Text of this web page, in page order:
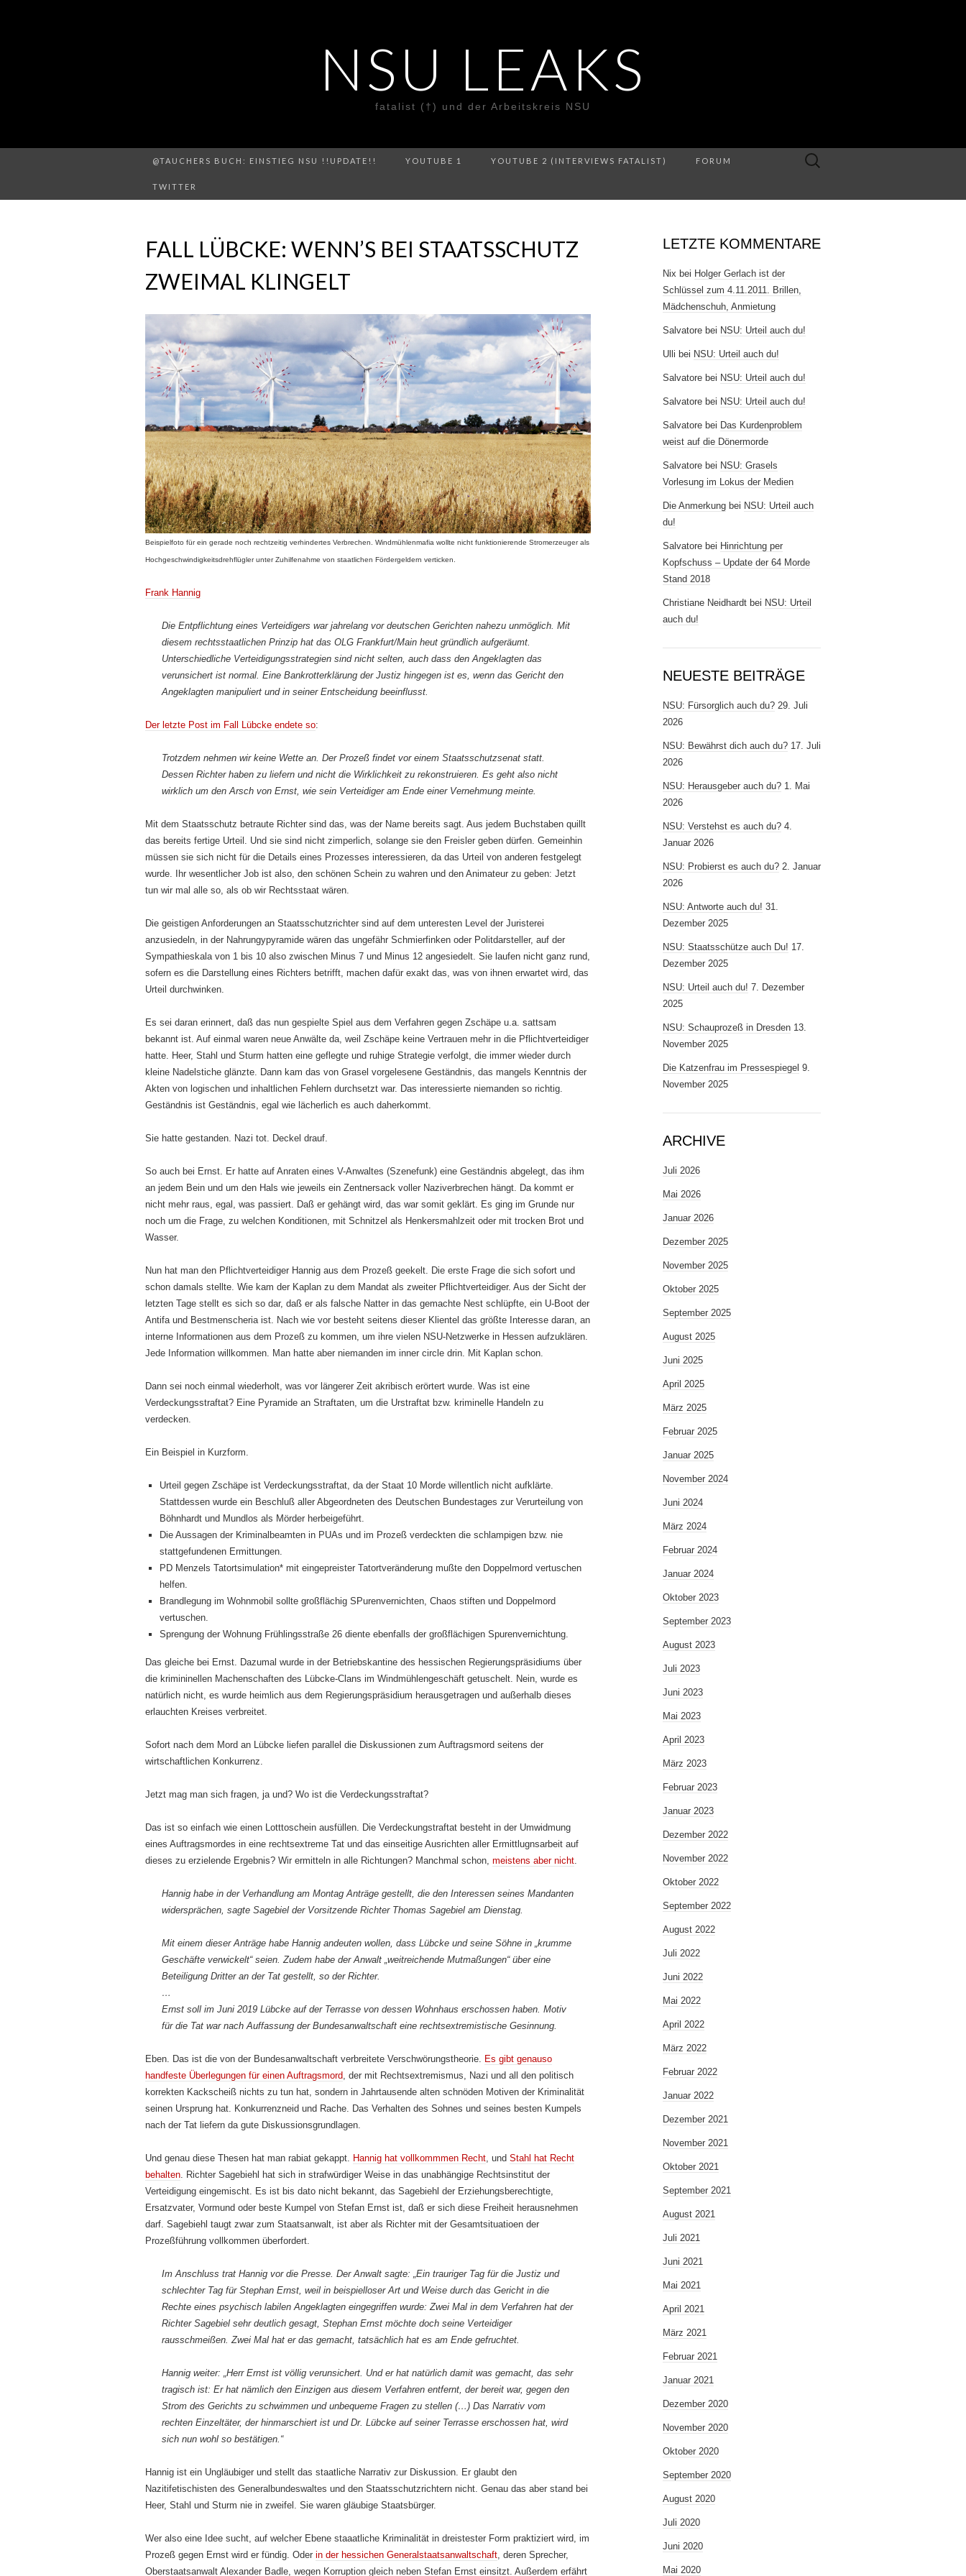
NSU LEAKS
fatalist (†) und der Arbeitskreis NSU
@TAUCHERS BUCH: EINSTIEG NSU !!UPDATE!! YOUTUBE 1 YOUTUBE 2 (INTERVIEWS FATALIST) FORUM
TWITTER
Suche
FALL LÜBCKE: WENN’S BEI STAATSSCHUTZ
ZWEIMAL KLINGELT
Beispielfoto für ein gerade noch rechtzeitig verhindertes Verbrechen. Windmühlenmafia wollte nicht funktionierende Stromerzeuger als
Hochgeschwindigkeitsdrehflügler unter Zuhilfenahme von staatlichen Fördergeldern verticken.
Frank Hannig
Die Entpflichtung eines Verteidigers war jahrelang vor deutschen Gerichten nahezu unmöglich. Mit
diesem rechtsstaatlichen Prinzip hat das OLG Frankfurt/Main heut gründlich aufgeräumt.
Unterschiedliche Verteidigungsstrategien sind nicht selten, auch dass den Angeklagten das
verunsichert ist normal. Eine Bankrotterklärung der Justiz hingegen ist es, wenn das Gericht den
Angeklagten manipuliert und in seiner Entscheidung beeinflusst.
Der letzte Post im Fall Lübcke endete so:
Trotzdem nehmen wir keine Wette an. Der Prozeß findet vor einem Staatsschutzsenat statt.
Dessen Richter haben zu liefern und nicht die Wirklichkeit zu rekonstruieren. Es geht also nicht
wirklich um den Arsch von Ernst, wie sein Verteidiger am Ende einer Vernehmung meinte.
Mit dem Staatsschutz betraute Richter sind das, was der Name bereits sagt. Aus jedem Buchstaben quillt
das bereits fertige Urteil. Und sie sind nicht zimperlich, solange sie den Freisler geben dürfen. Gemeinhin
müssen sie sich nicht für die Details eines Prozesses interessieren, da das Urteil von anderen festgelegt
wurde. Ihr wesentlicher Job ist also, den schönen Schein zu wahren und den Animateur zu geben: Jetzt
tun wir mal alle so, als ob wir Rechtsstaat wären.
Die geistigen Anforderungen an Staatsschutzrichter sind auf dem unteresten Level der Juristerei
anzusiedeln, in der Nahrungypyramide wären das ungefähr Schmierfinken oder Politdarsteller, auf der
Sympathieskala von 1 bis 10 also zwischen Minus 7 und Minus 12 angesiedelt. Sie laufen nicht ganz rund,
sofern es die Darstellung eines Richters betrifft, machen dafür exakt das, was von ihnen erwartet wird, das
Urteil durchwinken.
Es sei daran erinnert, daß das nun gespielte Spiel aus dem Verfahren gegen Zschäpe u.a. sattsam
bekannt ist. Auf einmal waren neue Anwälte da, weil Zschäpe keine Vertrauen mehr in die Pflichtverteidiger
hatte. Heer, Stahl und Sturm hatten eine geflegte und ruhige Strategie verfolgt, die immer wieder durch
kleine Nadelstiche glänzte. Dann kam das von Grasel vorgelesene Geständnis, das mangels Kenntnis der
Akten von logischen und inhaltlichen Fehlern durchsetzt war. Das interessierte niemanden so richtig.
Geständnis ist Geständnis, egal wie lächerlich es auch daherkommt.
Sie hatte gestanden. Nazi tot. Deckel drauf.
So auch bei Ernst. Er hatte auf Anraten eines V-Anwaltes (Szenefunk) eine Geständnis abgelegt, das ihm
an jedem Bein und um den Hals wie jeweils ein Zentnersack voller Naziverbrechen hängt. Da kommt er
nicht mehr raus, egal, was passiert. Daß er gehängt wird, das war somit geklärt. Es ging im Grunde nur
noch um die Frage, zu welchen Konditionen, mit Schnitzel als Henkersmahlzeit oder mit trocken Brot und
Wasser.
Nun hat man den Pflichtverteidiger Hannig aus dem Prozeß geekelt. Die erste Frage die sich sofort und
schon damals stellte. Wie kam der Kaplan zu dem Mandat als zweiter Pflichtverteidiger. Aus der Sicht der
letzten Tage stellt es sich so dar, daß er als falsche Natter in das gemachte Nest schlüpfte, ein U-Boot der
Antifa und Bestmenscheria ist. Nach wie vor besteht seitens dieser Klientel das größte Interesse daran, an
interne Informationen aus dem Prozeß zu kommen, um ihre vielen NSU-Netzwerke in Hessen aufzuklären.
Jede Information willkommen. Man hatte aber niemanden im inner circle drin. Mit Kaplan schon.
Dann sei noch einmal wiederholt, was vor längerer Zeit akribisch erörtert wurde. Was ist eine
Verdeckungsstraftat? Eine Pyramide an Straftaten, um die Urstraftat bzw. kriminelle Handeln zu
verdecken.
Ein Beispiel in Kurzform.
Urteil gegen Zschäpe ist Verdeckungsstraftat, da der Staat 10 Morde willentlich nicht aufklärte.
Stattdessen wurde ein Beschluß aller Abgeordneten des Deutschen Bundestages zur Verurteilung von
Böhnhardt und Mundlos als Mörder herbeigeführt.
Die Aussagen der Kriminalbeamten in PUAs und im Prozeß verdeckten die schlampigen bzw. nie
stattgefundenen Ermittungen.
PD Menzels Tatortsimulation* mit eingepreister Tatortveränderung mußte den Doppelmord vertuschen
helfen.
Brandlegung im Wohnmobil sollte großflächig SPurenvernichten, Chaos stiften und Doppelmord
vertuschen.
Sprengung der Wohnung Frühlingsstraße 26 diente ebenfalls der großflächigen Spurenvernichtung.
Das gleiche bei Ernst. Dazumal wurde in der Betriebskantine des hessischen Regierungspräsidiums über
die krimininellen Machenschaften des Lübcke-Clans im Windmühlengeschäft getuschelt. Nein, wurde es
natürlich nicht, es wurde heimlich aus dem Regierungspräsidium herausgetragen und außerhalb dieses
erlauchten Kreises verbreitet.
Sofort nach dem Mord an Lübcke liefen parallel die Diskussionen zum Auftragsmord seitens der
wirtschaftlichen Konkurrenz.
Jetzt mag man sich fragen, ja und? Wo ist die Verdeckungsstraftat?
Das ist so einfach wie einen Lotttoschein ausfüllen. Die Verdeckungstraftat besteht in der Umwidmung
eines Auftragsmordes in eine rechtsextreme Tat und das einseitige Ausrichten aller Ermittlugnsarbeit auf
dieses zu erzielende Ergebnis? Wir ermitteln in alle Richtungen? Manchmal schon, meistens aber nicht.
Hannig habe in der Verhandlung am Montag Anträge gestellt, die den Interessen seines Mandanten
widersprächen, sagte Sagebiel der Vorsitzende Richter Thomas Sagebiel am Dienstag.
Mit einem dieser Anträge habe Hannig andeuten wollen, dass Lübcke und seine Söhne in „krumme
Geschäfte verwickelt“ seien. Zudem habe der Anwalt „weitreichende Mutmaßungen“ über eine
Beteiligung Dritter an der Tat gestellt, so der Richter.
…
Ernst soll im Juni 2019 Lübcke auf der Terrasse von dessen Wohnhaus erschossen haben. Motiv
für die Tat war nach Auffassung der Bundesanwaltschaft eine rechtsextremistische Gesinnung.
Eben. Das ist die von der Bundesanwaltschaft verbreitete Verschwörungstheorie. Es gibt genauso
handfeste Überlegungen für einen Auftragsmord, der mit Rechtsextremismus, Nazi und all den politisch
korrekten Kackscheiß nichts zu tun hat, sondern in Jahrtausende alten schnöden Motiven der Kriminalität
seinen Ursprung hat. Konkurrenzneid und Rache. Das Verhalten des Sohnes und seines besten Kumpels
nach der Tat liefern da gute Diskussionsgrundlagen.
Und genau diese Thesen hat man rabiat gekappt. Hannig hat vollkommmen Recht, und Stahl hat Recht
behalten. Richter Sagebiehl hat sich in strafwürdiger Weise in das unabhängige Rechtsinstitut der
Verteidigung eingemischt. Es ist bis dato nicht bekannt, das Sagebiehl der Erziehungsberechtigte,
Ersatzvater, Vormund oder beste Kumpel von Stefan Ernst ist, daß er sich diese Freiheit herausnehmen
darf. Sagebiehl taugt zwar zum Staatsanwalt, ist aber als Richter mit der Gesamtsituatioen der
Prozeßführung vollkommen überfordert.
Im Anschluss trat Hannig vor die Presse. Der Anwalt sagte: „Ein trauriger Tag für die Justiz und
schlechter Tag für Stephan Ernst, weil in beispielloser Art und Weise durch das Gericht in die
Rechte eines psychisch labilen Angeklagten eingegriffen wurde: Zwei Mal in dem Verfahren hat der
Richter Sagebiel sehr deutlich gesagt, Stephan Ernst möchte doch seine Verteidiger
rausschmeißen. Zwei Mal hat er das gemacht, tatsächlich hat es am Ende gefruchtet.
Hannig weiter: „Herr Ernst ist völlig verunsichert. Und er hat natürlich damit was gemacht, das sehr
tragisch ist: Er hat nämlich den Einzigen aus diesem Verfahren entfernt, der bereit war, gegen den
Strom des Gerichts zu schwimmen und unbequeme Fragen zu stellen (…) Das Narrativ vom
rechten Einzeltäter, der hinmarschiert ist und Dr. Lübcke auf seiner Terrasse erschossen hat, wird
sich nun wohl so bestätigen.“
Hannig ist ein Ungläubiger und stellt das staatliche Narrativ zur Diskussion. Er glaubt den
Nazitifetischisten des Generalbundeswaltes und den Staatsschutzrichtern nicht. Genau das aber stand bei
Heer, Stahl und Sturm nie in zweifel. Sie waren gläubige Staatsbürger.
Wer also eine Idee sucht, auf welcher Ebene staaatliche Kriminalität in dreistester Form praktiziert wird, im
Prozeß gegen Ernst wird er fündig. Oder in der hessichen Generalstaatsanwaltschaft, deren Sprecher,
Oberstaatsanwalt Alexander Badle, wegen Korruption gleich neben Stefan Ernst einsitzt. Außerdem erfährt
LETZTE KOMMENTARE
Nix bei Holger Gerlach ist der
Schlüssel zum 4.11.2011. Brillen,
Mädchenschuh, Anmietung
Salvatore bei NSU: Urteil auch du!
Ulli bei NSU: Urteil auch du!
Salvatore bei NSU: Urteil auch du!
Salvatore bei NSU: Urteil auch du!
Salvatore bei Das Kurdenproblem
weist auf die Dönermorde
Salvatore bei NSU: Grasels
Vorlesung im Lokus der Medien
Die Anmerkung bei NSU: Urteil auch
du!
Salvatore bei Hinrichtung per
Kopfschuss – Update der 64 Morde
Stand 2018
Christiane Neidhardt bei NSU: Urteil
auch du!
NEUESTE BEITRÄGE
NSU: Fürsorglich auch du? 29. Juli
2026
NSU: Bewährst dich auch du? 17. Juli
2026
NSU: Herausgeber auch du? 1. Mai
2026
NSU: Verstehst es auch du? 4.
Januar 2026
NSU: Probierst es auch du? 2. Januar
2026
NSU: Antworte auch du! 31.
Dezember 2025
NSU: Staatsschütze auch Du! 17.
Dezember 2025
NSU: Urteil auch du! 7. Dezember
2025
NSU: Schauprozeß in Dresden 13.
November 2025
Die Katzenfrau im Pressespiegel 9.
November 2025
ARCHIVE
Juli 2026
Mai 2026
Januar 2026
Dezember 2025
November 2025
Oktober 2025
September 2025
August 2025
Juni 2025
April 2025
März 2025
Februar 2025
Januar 2025
November 2024
Juni 2024
März 2024
Februar 2024
Januar 2024
Oktober 2023
September 2023
August 2023
Juli 2023
Juni 2023
Mai 2023
April 2023
März 2023
Februar 2023
Januar 2023
Dezember 2022
November 2022
Oktober 2022
September 2022
August 2022
Juli 2022
Juni 2022
Mai 2022
April 2022
März 2022
Februar 2022
Januar 2022
Dezember 2021
November 2021
Oktober 2021
September 2021
August 2021
Juli 2021
Juni 2021
Mai 2021
April 2021
März 2021
Februar 2021
Januar 2021
Dezember 2020
November 2020
Oktober 2020
September 2020
August 2020
Juli 2020
Juni 2020
Mai 2020